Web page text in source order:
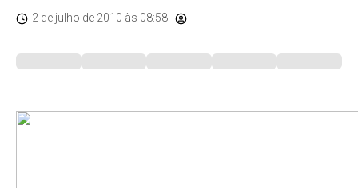
2 de julho de 2010 às 08:58